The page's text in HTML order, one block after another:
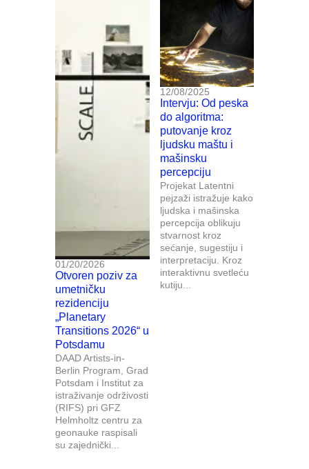
01/20/2026
Otvoren poziv za
umetničku
rezidenciju
„Planetary
Transitions 2026“ u
Potsdamu
DAAD Artists-in-
Berlin Program, Grad
Potsdam i Institut za
istraživanje održivosti
(RIFS) pri GFZ
Helmholtz centru za
geonauke raspisali
su zajednički...
12/08/2025
Intervju: Od peska
do algoritma:
putovanje kroz
ljudsku maštu i
mašinsku
percepciju
Projekat Latentni
pejzaži istražuje kako
ljudska i mašinska
percepcija oblikuju
stvarnost kroz
sećanje, sugestiju i
interpretaciju. Kroz
interaktivnu svetleću
kutiju...